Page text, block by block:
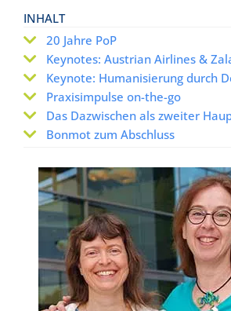
INHALT
20 Jahre PoP
Keynotes: Austrian Airlines &
Keynote: Humanisierung durch
Praxisimpulse on-the-go
Das Dazwischen als zweiter
Bonmot zum Abschluss